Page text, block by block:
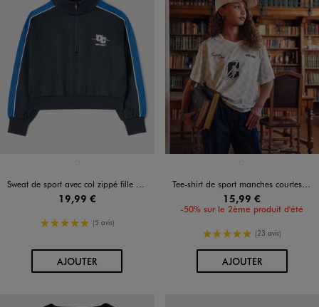
Sweat de sport avec col zippé fille - Camps United
19,99 €
5/5 de moyenne
(5 avis)
AJOUTERAU PANIER
Tee-shirt de sport manches courtes coupe large fille - Camps United
15,99 €
-50% sur le 2ème produit d'été
5/5 de moyenne
(23 avis)
AJOUTERAU PANIER